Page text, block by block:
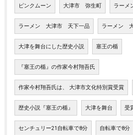
ピンクムーン 大津市 弥生町 ラー
ラーメン 大津市 天下一品 ラーメン
大津を舞台にした歴史小説 塞王の楯
『塞王の楯』の作家今村翔吾氏
作家今村翔吾氏は、 大津市文化特別賞受賞
歴史小説『塞王の楯』 大津を舞台 受
センチュリー21自転車で8分 自転車で8分